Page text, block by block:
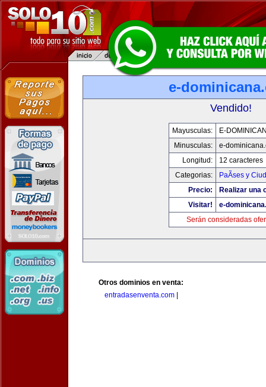
e-
Vendido!
Mayusculas:
E-
Minusculas:
e-
Longitud:
12 caracteres
Categorias:
PaÃ­ses y
Precio:
Realizar una
Visitar!
e-
Serán consideradas
Otros dominios en venta:
entradasenventa.com|